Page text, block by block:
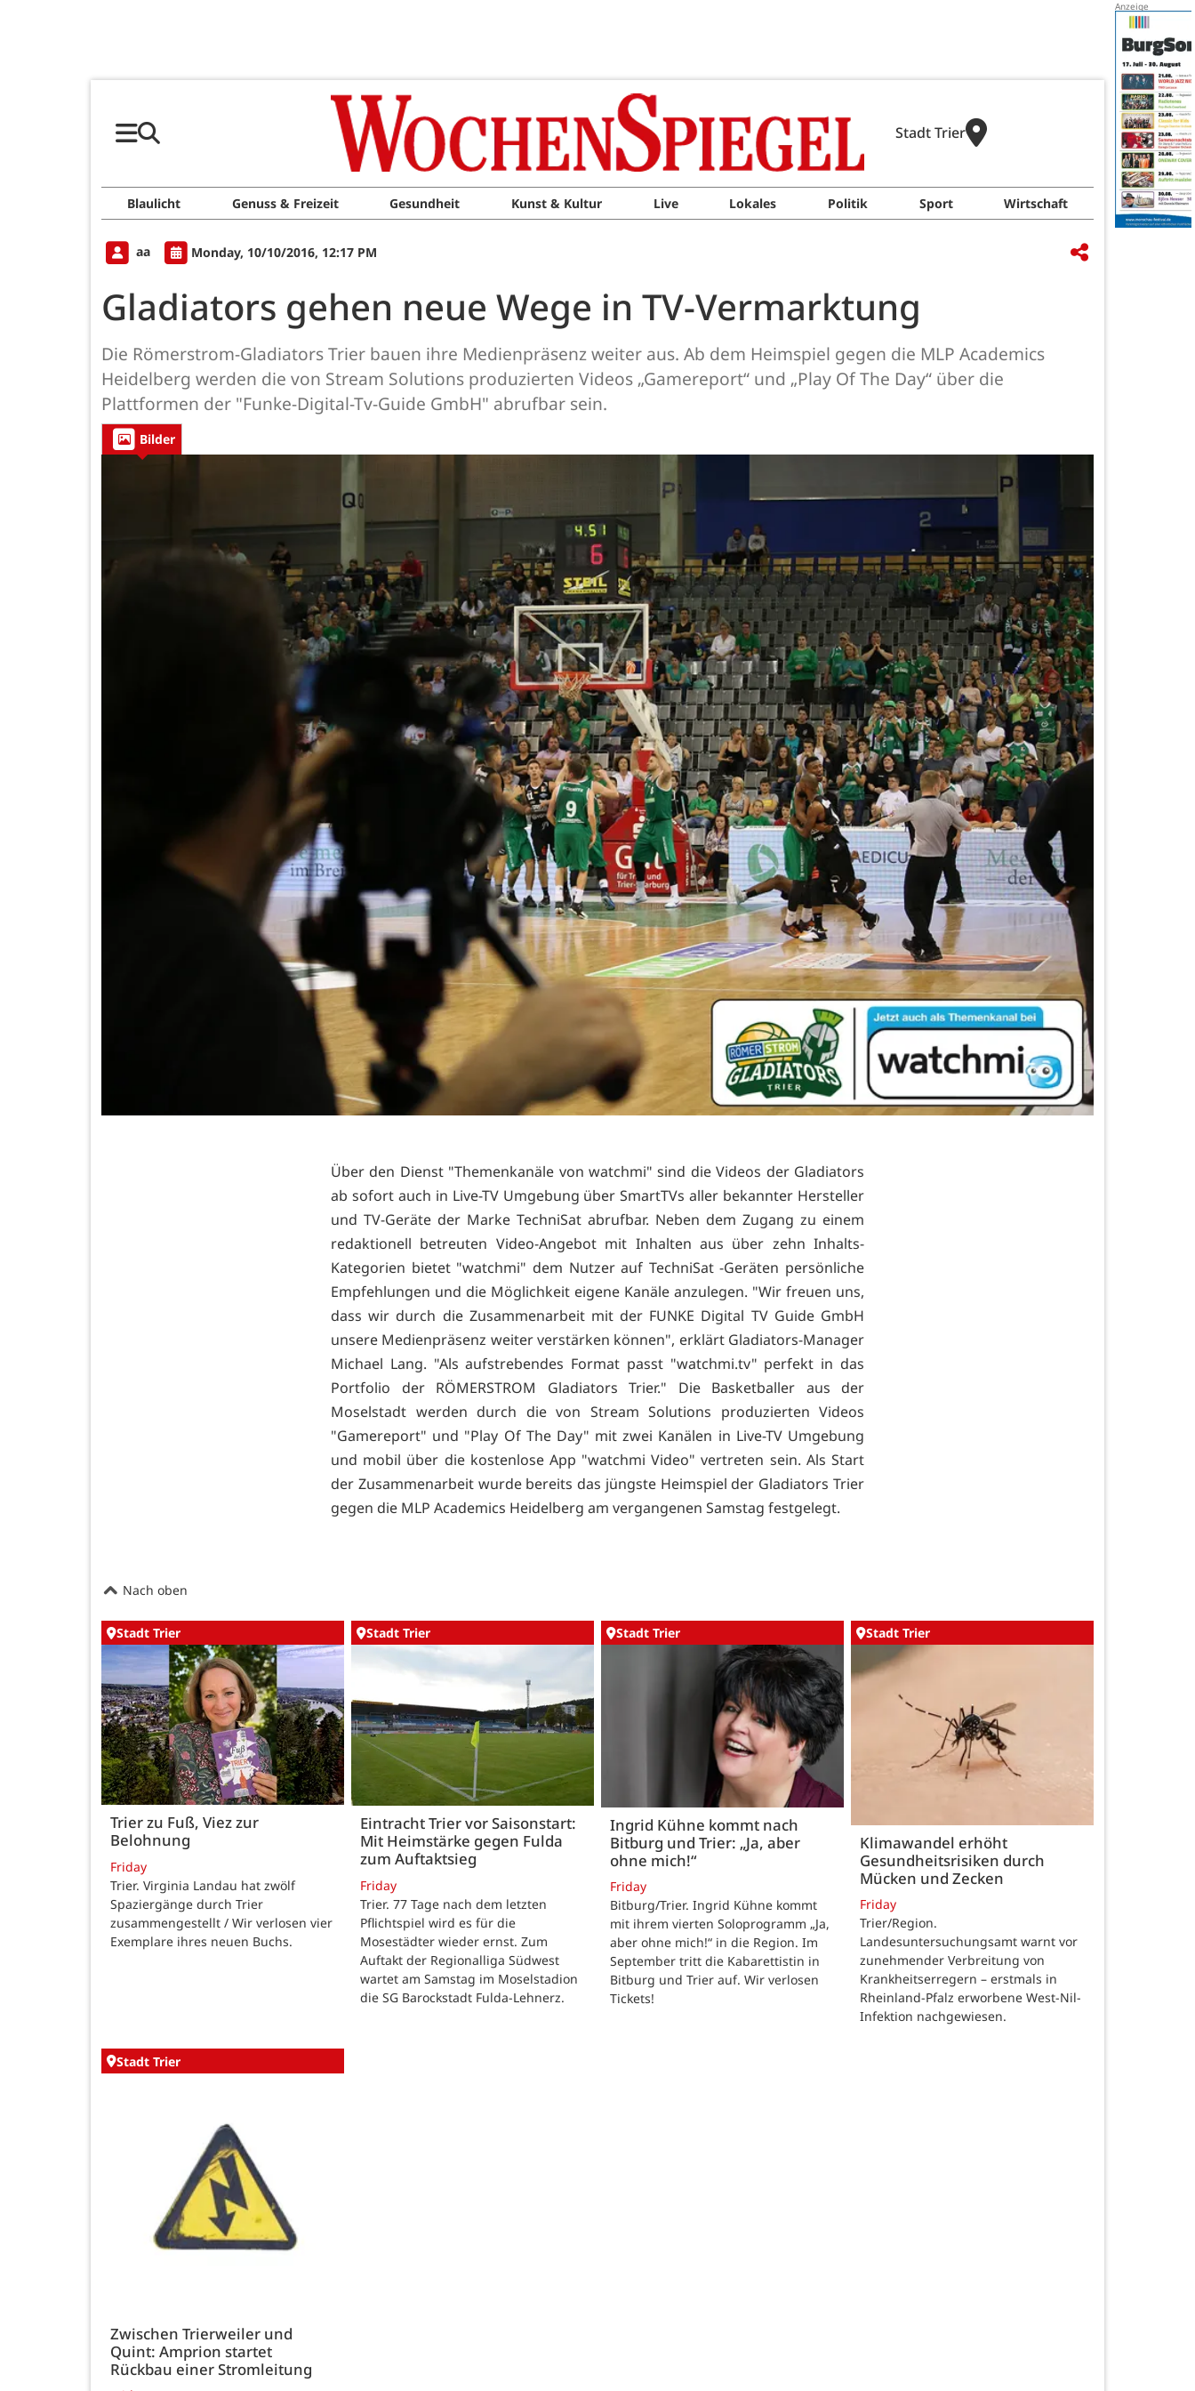
Stadt Trier
Blaulicht Genuss & Freizeit Gesundheit Kunst & Kultur Live Lokales Politik Sport Wirtschaft
aa Monday, 10/10/2016, 12:17 PM
Gladiators gehen neue Wege in TV-Vermarktung
Die Römerstrom-Gladiators Trier bauen ihre Medienpräsenz weiter aus. Ab dem Heimspiel gegen die MLP Academics
Heidelberg werden die von Stream Solutions produzierten Videos „Gamereport“ und „Play Of The Day“ über die
Plattformen der "Funke-Digital-Tv-Guide GmbH" abrufbar sein.
Bilder
Über den Dienst "Themenkanäle von watchmi" sind die Videos der Gladiators
ab sofort auch in Live-TV Umgebung über SmartTVs aller bekannter Hersteller
und TV-Geräte der Marke TechniSat abrufbar. Neben dem Zugang zu einem
redaktionell betreuten Video-Angebot mit Inhalten aus über zehn Inhalts-
Kategorien bietet "watchmi" dem Nutzer auf TechniSat -Geräten persönliche
Empfehlungen und die Möglichkeit eigene Kanäle anzulegen. "Wir freuen uns,
dass wir durch die Zusammenarbeit mit der FUNKE Digital TV Guide GmbH
unsere Medienpräsenz weiter verstärken können", erklärt Gladiators-Manager
Michael Lang. "Als aufstrebendes Format passt "watchmi.tv" perfekt in das
Portfolio der RÖMERSTROM Gladiators Trier." Die Basketballer aus der
Moselstadt werden durch die von Stream Solutions produzierten Videos
"Gamereport" und "Play Of The Day" mit zwei Kanälen in Live-TV Umgebung
und mobil über die kostenlose App "watchmi Video" vertreten sein. Als Start
der Zusammenarbeit wurde bereits das jüngste Heimspiel der Gladiators Trier
gegen die MLP Academics Heidelberg am vergangenen Samstag festgelegt.
Nach oben
Stadt Trier
Trier zu Fuß, Viez zur
Belohnung
Friday
Trier. Virginia Landau hat zwölf
Spaziergänge durch Trier
zusammengestellt / Wir verlosen vier
Exemplare ihres neuen Buchs.
Stadt Trier
Eintracht Trier vor Saisonstart:
Mit Heimstärke gegen Fulda
zum Auftaktsieg
Friday
Trier. 77 Tage nach dem letzten
Pflichtspiel wird es für die
Mosestädter wieder ernst. Zum
Auftakt der Regionalliga Südwest
wartet am Samstag im Moselstadion
die SG Barockstadt Fulda-Lehnerz.
Stadt Trier
Ingrid Kühne kommt nach
Bitburg und Trier: „Ja, aber
ohne mich!“
Friday
Bitburg/Trier. Ingrid Kühne kommt
mit ihrem vierten Soloprogramm „Ja,
aber ohne mich!“ in die Region. Im
September tritt die Kabarettistin in
Bitburg und Trier auf. Wir verlosen
Tickets!
Stadt Trier
Klimawandel erhöht
Gesundheitsrisiken durch
Mücken und Zecken
Friday
Trier/Region.
Landesuntersuchungsamt warnt vor
zunehmender Verbreitung von
Krankheitserregern – erstmals in
Rheinland-Pfalz erworbene West-Nil-
Infektion nachgewiesen.
Stadt Trier
Zwischen Trierweiler und
Quint: Amprion startet
Rückbau einer Stromleitung